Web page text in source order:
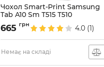
Чохол Smart-Print Samsung
Tab A10 Sm T515 T510
SleepyCat
Артикул: 687641
665 грн 4.0 (1)
Немає на складі